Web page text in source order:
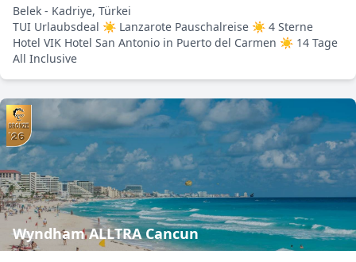
Belek - Kadriye, Türkei
TUI Urlaubsdeal ☀ Lanzarote Pauschalreise ☀ 4 Sterne
Hotel VIK Hotel San Antonio in Puerto del Carmen ☀ 14 Tage
All Inclusive
Wyndham ALLTRA Cancun